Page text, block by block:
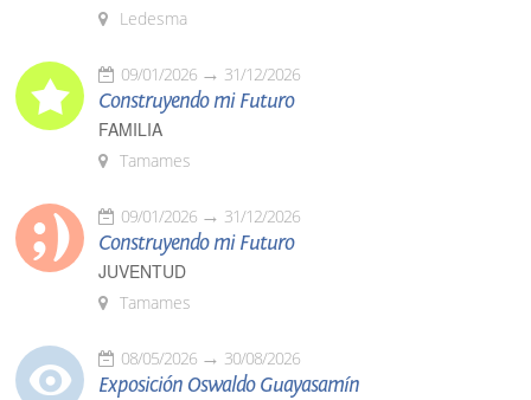
Ledesma
09/01/2026 31/12/2026
Construyendo mi Futuro
FAMILIA
Tamames
09/01/2026 31/12/2026
Construyendo mi Futuro
JUVENTUD
Tamames
08/05/2026 30/08/2026
Exposición Oswaldo Guayasamín